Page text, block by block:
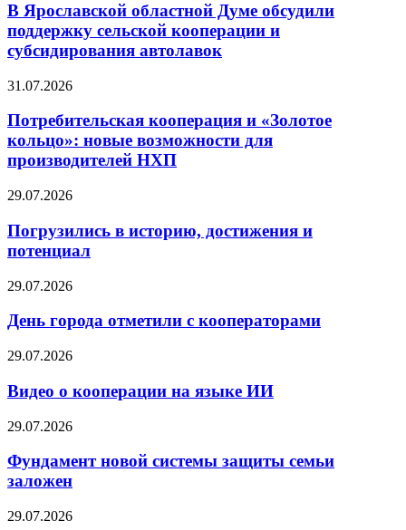
В Ярославской областной Думе обсудили
поддержку сельской кооперации и
субсидирования автолавок
31.07.2026
Потребительская кооперация и «Золотое
кольцо»: новые возможности для
производителей НХП
29.07.2026
Погрузились в историю, достижения и
потенциал
29.07.2026
День города отметили с кооператорами
29.07.2026
Видео о кооперации на языке ИИ
29.07.2026
Фундамент новой системы защиты семьи
заложен
29.07.2026